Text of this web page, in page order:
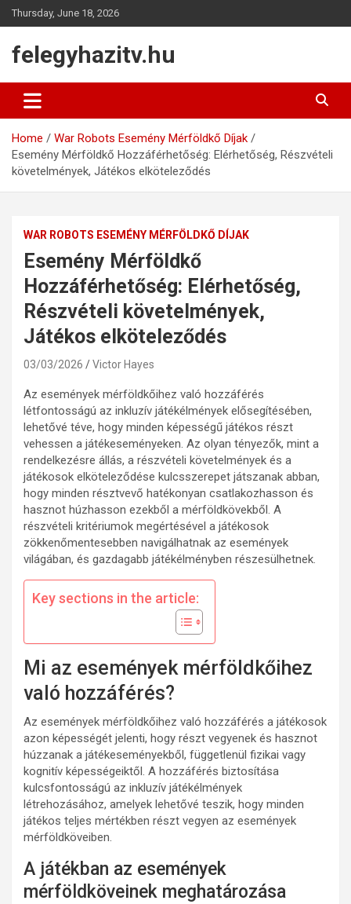
Skip
to
Thursday, June 18, 2026
felegyhazitv.hu
Home
War Robots Esemény Mérföldkő Díjak
Esemény Mérföldkő Hozzáférhetőség: Elérhetőség, Részvételi
követelmények, Játékos elköteleződés
WAR ROBOTS ESEMÉNY MÉRFÖLDKŐ DÍJAK
Esemény Mérföldkő
Hozzáférhetőség: Elérhetőség,
Részvételi követelmények,
Játékos elköteleződés
03/03/2026 Victor Hayes
Az események mérföldkőihez való hozzáférés
létfontosságú az inkluzív játékélmények elősegítésében,
lehetővé téve, hogy minden képességű játékos részt
vehessen a játékeseményeken. Az olyan tényezők, mint a
rendelkezésre állás, a részvételi követelmények és a
játékosok elköteleződése kulcsszerepet játszanak abban,
hogy minden résztvevő hatékonyan csatlakozhasson és
hasznot húzhasson ezekből a mérföldkövekből. A
részvételi kritériumok megértésével a játékosok
zökkenőmentesebben navigálhatnak az események
világában, és gazdagabb játékélményben részesülhetnek.
Key sections in the article:
Mi az események mérföldkőihez
való hozzáférés?
Az események mérföldkőihez való hozzáférés a játékosok
azon képességét jelenti, hogy részt vegyenek és hasznot
húzzanak a játékeseményekből, függetlenül fizikai vagy
kognitív képességeiktől. A hozzáférés biztosítása
kulcsfontosságú az inkluzív játékélmények
létrehozásához, amelyek lehetővé teszik, hogy minden
játékos teljes mértékben részt vegyen az események
mérföldköveiben.
A játékban az események
mérföldköveinek meghatározása